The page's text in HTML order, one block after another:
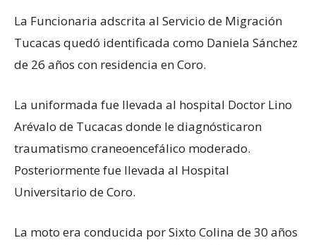
La Funcionaria adscrita al Servicio de Migración
Tucacas quedó identificada como Daniela Sánchez
de 26 años con residencia en Coro.
La uniformada fue llevada al hospital Doctor Lino
Arévalo de Tucacas donde le diagnósticaron
traumatismo craneoencefálico moderado.
Posteriormente fue llevada al Hospital
Universitario de Coro.
La moto era conducida por Sixto Colina de 30 años